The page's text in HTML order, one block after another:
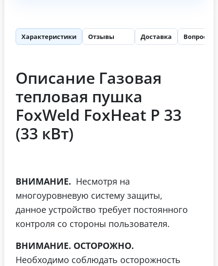
Характеристики Отзывы Доставка Вопросы
Описание Газовая
тепловая пушка
FoxWeld FoxHeat P 33
(33 кВт)
ВНИМАНИЕ. Несмотря на
многоуровневую систему защиты,
данное устройство требует постоянного
контроля со стороны пользователя.
ВНИМАНИЕ. ОСТОРОЖНО.
Необходимо соблюдать осторожность